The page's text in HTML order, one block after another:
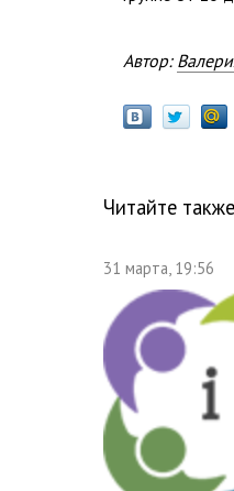
Автор:
Читайте
31 марта, 19:56